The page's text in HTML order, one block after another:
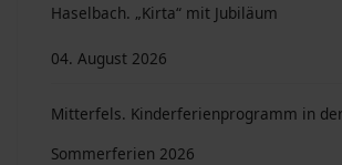
Haselbach. „Kirta“ mit Jubiläum
04. August 2026
Mitterfels. Kinderferienprogramm in der
Sommerferien 2026